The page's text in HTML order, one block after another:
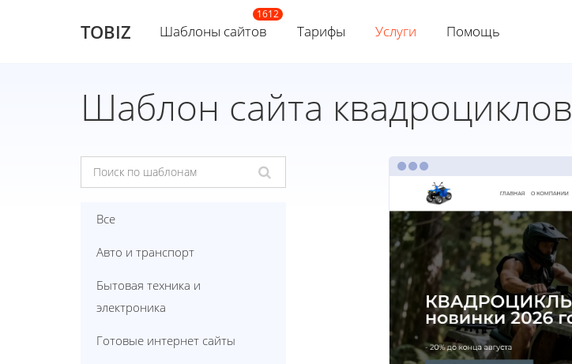
TOBIZ Шаблоны сайтов Тарифы Услуги Помощь
Шаблон сайта квадроциклов
Все
Авто и транспорт
Бытовая техника и
электроника
Готовые интернет сайты